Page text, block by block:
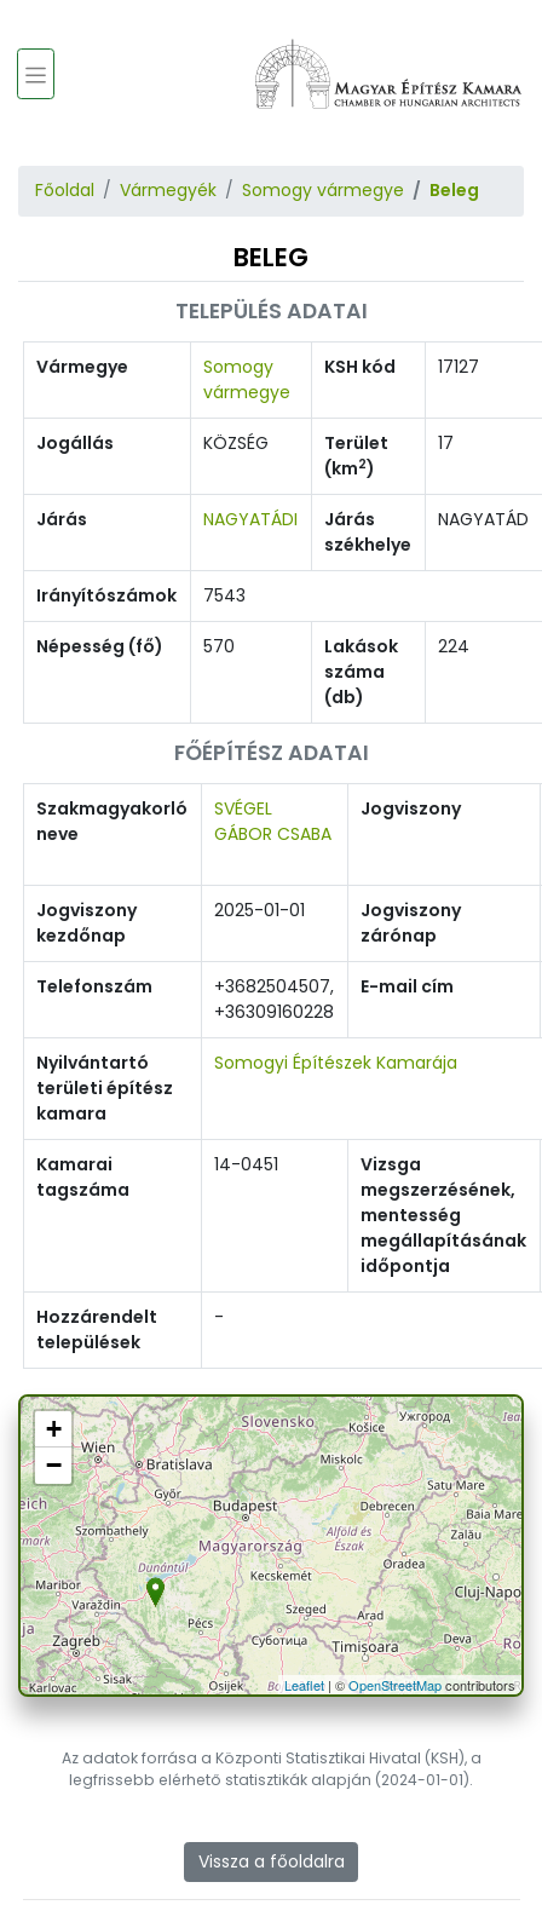
Főoldal Vármegyék Somogy vármegye Beleg
BELEG
TELEPÜLÉS ADATAI
Vármegye
Somogy
vármegye
KSH kód 17127
Jogállás KÖZSÉG
Terület
(km2)
17
Járás NAGYATÁDI
Járás
székhelye
NAGYATÁD
Irányítószámok 7543
Népesség (fő) 570
Lakások
száma
(db)
224
FŐÉPÍTÉSZ ADATAI
Szakmagyakorló
neve
SVÉGEL
GÁBOR CSABA
Jogviszony
Jogviszony
kezdőnap
2025-01-01
Jogviszony
zárónap
Telefonszám
+3682504507,
+36309160228
E-mail cím
Nyilvántartó
területi építész
kamara
Somogyi Építészek Kamarája
Kamarai
tagszáma
14-0451
Vizsga
megszerzésének,
mentesség
megállapításának
időpontja
Hozzárendelt
települések
-
+
−
Leaflet| ©OpenStreetMapcontributors
Az adatok forrása a Központi Statisztikai Hivatal (KSH), a
legfrissebb elérhető statisztikák alapján (2024-01-01).
Vissza a főoldalra